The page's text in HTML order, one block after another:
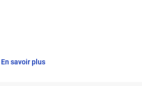
En savoir plus